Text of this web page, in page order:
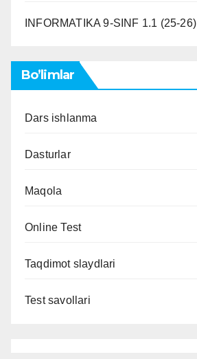
INFORMATIKA 9-SINF 1.1 (25-26)
Bo’limlar
Dars ishlanma
Dasturlar
Maqola
Online Test
Taqdimot slaydlari
Test savollari